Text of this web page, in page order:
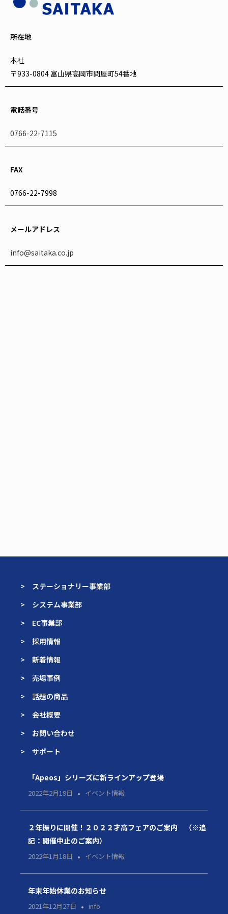
所在地
本社
〒933-0804 富山県高岡市問屋町54番地
電話番号
0766-22-7115
FAX
0766-22-7998
メールアドレス
info@saitaka.co.jp
> ステーショナリー事業部
> システム事業部
> EC事業部
> 採用情報
> 新着情報
> 売場事例
> 話題の商品
> 会社概要
> お問い合わせ
> サポート
「Apeos」シリーズに新ラインアップ登場
2022年2月19日 イベント情報
２年振りに開催！２０２２才高フェアのご案内 （※追
記：開催中止のご案内）
2022年1月18日 イベント情報
年末年始休業のお知らせ
2021年12月27日 info